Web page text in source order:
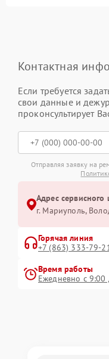
Контактная
Если требуется
свои данные и
проконсультирует
Отправляя заявку на
Адрес
г. Мариуполь,
Горячая линия
+7 (863) 333-79-
Время работы
Ежедневно с 9:00